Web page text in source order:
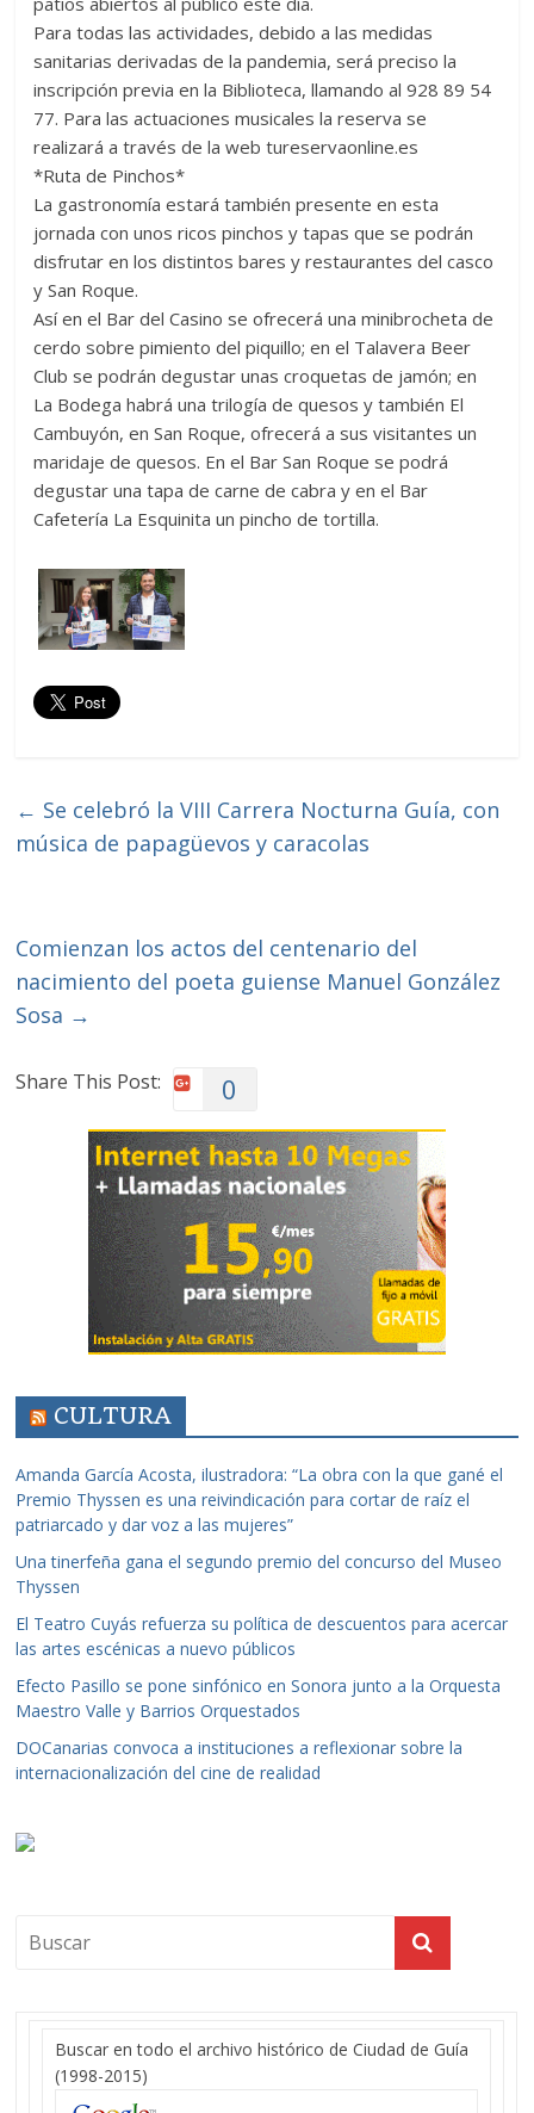
Para todas las actividades, debido a las medidas
sanitarias derivadas de la pandemia, será preciso la
inscripción previa en la Biblioteca, llamando al 928 89 54
77. Para las actuaciones musicales la reserva se
realizará a través de la web tureservaonline.es
*Ruta de Pinchos*
La gastronomía estará también presente en esta
jornada con unos ricos pinchos y tapas que se podrán
disfrutar en los distintos bares y restaurantes del casco
y San Roque.
Así en el Bar del Casino se ofrecerá una minibrocheta de
cerdo sobre pimiento del piquillo; en el Talavera Beer
Club se podrán degustar unas croquetas de jamón; en
La Bodega habrá una trilogía de quesos y también El
Cambuyón, en San Roque, ofrecerá a sus visitantes un
maridaje de quesos. En el Bar San Roque se podrá
degustar una tapa de carne de cabra y en el Bar
Cafetería La Esquinita un pincho de tortilla.
← Se celebró la VIII Carrera Nocturna Guía, con
música de papagüevos y caracolas
Comienzan los actos del centenario del
nacimiento del poeta guiense Manuel González
Sosa →
Share This Post: 0
CULTURA
Amanda García Acosta, ilustradora: “La obra con la que gané el
Premio Thyssen es una reivindicación para cortar de raíz el
patriarcado y dar voz a las mujeres”
Una tinerfeña gana el segundo premio del concurso del Museo
Thyssen
El Teatro Cuyás refuerza su política de descuentos para acercar
las artes escénicas a nuevo públicos
Efecto Pasillo se pone sinfónico en Sonora junto a la Orquesta
Maestro Valle y Barrios Orquestados
DOCanarias convoca a instituciones a reflexionar sobre la
internacionalización del cine de realidad
Buscar en todo el archivo histórico de Ciudad de Guía
(1998-2015)